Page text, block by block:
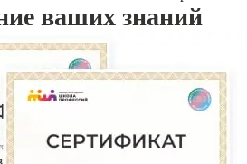
ваших знаний